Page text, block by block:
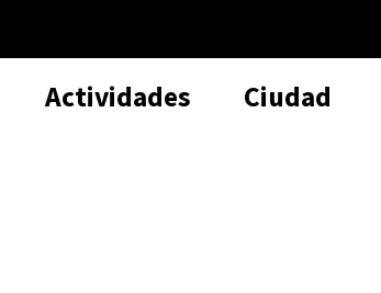
Actividades Ciudad